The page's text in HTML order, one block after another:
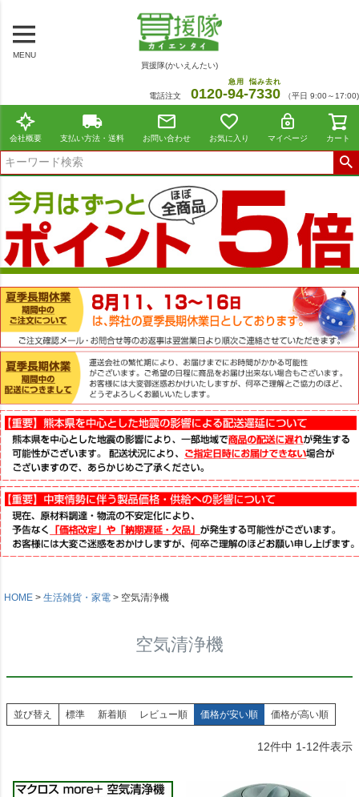
MENU
買援隊(かいえんたい)
電話注文 0120-94
急用
-7330
悩み去れ
（平日 9:00～17:00)
会社概要 支払い方法・送料 お問い合わせ お気に入り マイページ カート
HOME 生活雑貨・家電 空気清浄機
空気清浄機
並び替え 標準 新着順 レビュー順 価格が安い順 価格が高い順
12件中 1-12件表示